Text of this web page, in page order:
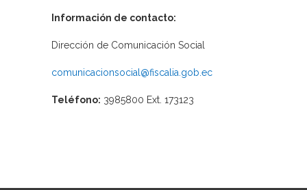
Información de contacto:
Dirección de Comunicación Social
comunicacionsocial@fiscalia.gob.ec
Teléfono: 3985800 Ext. 173123